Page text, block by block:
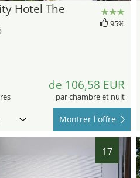
Hotel The
95%
de 106,58 EUR
par chambre et nuit
Montrer l'offre
17